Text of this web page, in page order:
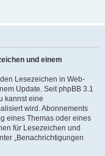
und einem
Lesezeichen in Web-
Update. Seit phpBB 3.1
kannst eine
wird. Abonnements
eines Themas oder eines
für Lesezeichen und
„Benachrichtigungen